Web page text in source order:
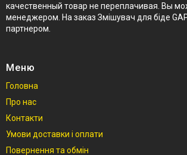
качественный товар не переплачивая. Вы
менеджером. На заказ Змішувач для біде
партнером.
Меню
Головна
Про нас
Контакти
Умови доставки і оплати
Повернення та обмін